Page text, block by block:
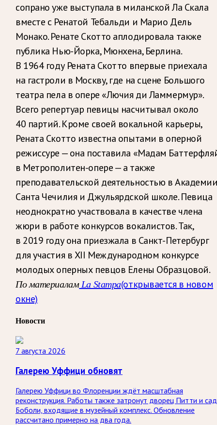
сопрано уже выступала в миланской Ла Скала
вместе с Ренатой Тебальди и Марио Дель
Монако. Ренате Скотто аплодировала также
публика Нью-Йорка, Мюнхена, Берлина.
В 1964 году Рената Скотто впервые приехала
на гастроли в Москву, где на сцене Большого
театра пела в опере «Лючия ди Ламмермур».
Всего репертуар певицы насчитывал около
40 партий. Кроме своей вокальной карьеры,
Рената Скотто известна опытами в оперной
режиссуре — она поставила «Мадам
в Метрополитен-опере — а также
преподавательской деятельностью в
Санта Чечилия и Джульярдской школе. Певица
неоднократно участвовала в качестве члена
жюри в работе конкурсов вокалистов. Так,
в 2019 году она приезжала в Санкт-Петербург
для участия в XII Международном конкурсе
молодых оперных певцов Елены Образцовой.
По материаламLa Stampa(открывается в новом
окне)
Новости
7 августа 2026
Галерею Уффици обновят
Галерею Уффици во Флоренции ждёт масштабная
реконструкция. Работы также затронут дворец Питти и
Боболи, входящие в музейный комплекс. Обновление
рассчитано примерно на два года.